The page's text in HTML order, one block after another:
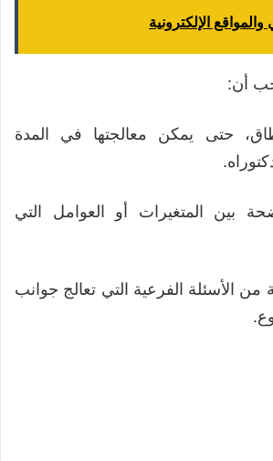
الإلكترونية
أن:
حتى يمكن معالجتها في المدة
بين المتغيرات أو العوامل التي
الأسئلة الفرعية التي تعالج جوانب